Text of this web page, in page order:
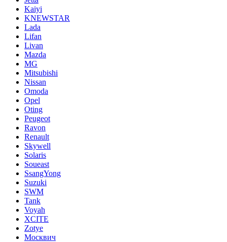
Kaiyi
KNEWSTAR
Lada
Lifan
Livan
Mazda
MG
Mitsubishi
Nissan
Omoda
Opel
Oting
Peugeot
Ravon
Renault
Skywell
Solaris
Soueast
SsangYong
Suzuki
SWM
Tank
Voyah
XCITE
Zotye
Москвич